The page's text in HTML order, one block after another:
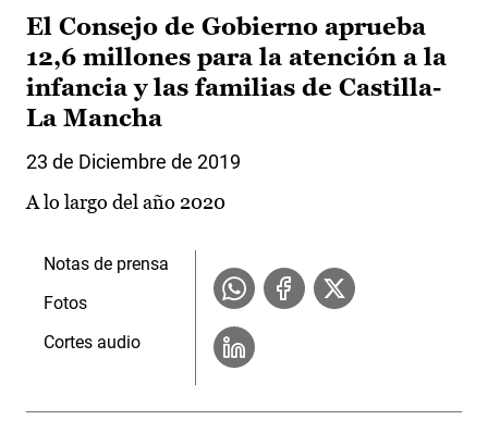
El Consejo de Gobierno aprueba
12,6 millones para la atención a la
infancia y las familias de Castilla-
La Mancha
23 de Diciembre de 2019
A lo largo del año 2020
Notas de prensa
Fotos
Cortes audio